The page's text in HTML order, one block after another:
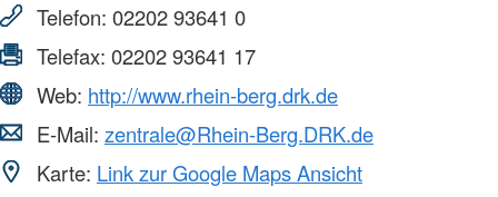
Telefon: 02202 93641 0
Telefax: 02202 93641 17
Web: http://www.rhein-berg.drk.de
E-Mail: zentrale@Rhein-Berg.DRK.de
Karte: Link zur Google Maps Ansicht